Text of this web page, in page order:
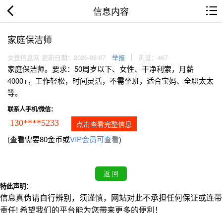
信息内容
家庭保洁师
文登信息网 更新日期：2026-08-07 举报 浏览：467
家庭保洁师。要求：50周岁以下、女性、干净利索，月薪
4000+，工作轻松，时间灵活，不需坐班，适合宝妈、全职太太
等。
联系人手机/微信：
130****5233 点击查看完整信息
(查看需要80金币或VIP会员可查看)
特此声明：
信息真伪请自行辨别，须谨慎，网站对此不承担任何保证或连带
责任! 希望我们的平台能为您带来更多的便利！